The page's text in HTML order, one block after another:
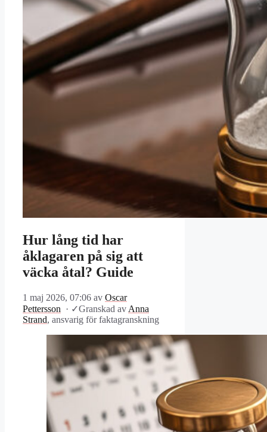
Hur lång tid har
åklagaren på sig att
väcka åtal? Guide
1 maj 2026, 07:06 av Oscar
Pettersson
· ✓Granskad av Anna
Strand, ansvarig för faktagranskning